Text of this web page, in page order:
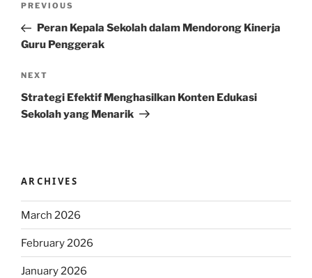
Previous
Post
PREVIOUS
Peran Kepala Sekolah dalam Mendorong Kinerja
Guru Penggerak
Next
Post
NEXT
Strategi Efektif Menghasilkan Konten Edukasi
Sekolah yang Menarik
ARCHIVES
March 2026
February 2026
January 2026